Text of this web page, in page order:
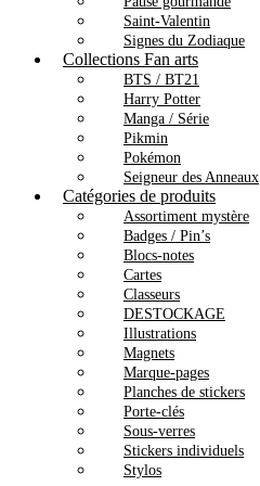
Saint-Valentin
Signes du Zodiaque
Collections Fan arts
BTS / BT21
Harry Potter
Manga / Série
Pikmin
Pokémon
Seigneur des Anneaux
Catégories de produits
Assortiment mystère
Badges / Pin’s
Blocs-notes
Cartes
Classeurs
DESTOCKAGE
Illustrations
Magnets
Marque-pages
Planches de stickers
Porte-clés
Sous-verres
Stickers individuels
Stylos